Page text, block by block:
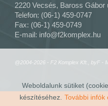
Weboldalunk sütiket
készítéséhez. További infók
2220 Vecsés, Baross Gábor
Telefon: (06-1) 459-0747
Fax: (06-1) 459-0749
E-mail: info@f2komplex.hu
@2004-2026 - F2 Komplex Kft., byF -